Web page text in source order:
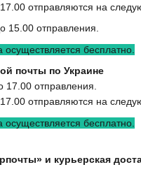
отправляются на
15.00 отправления.
осуществляется бесплатно.
почты по Украине
17.00 отправления.
отправляются на
осуществляется бесплатно.
и курьерская